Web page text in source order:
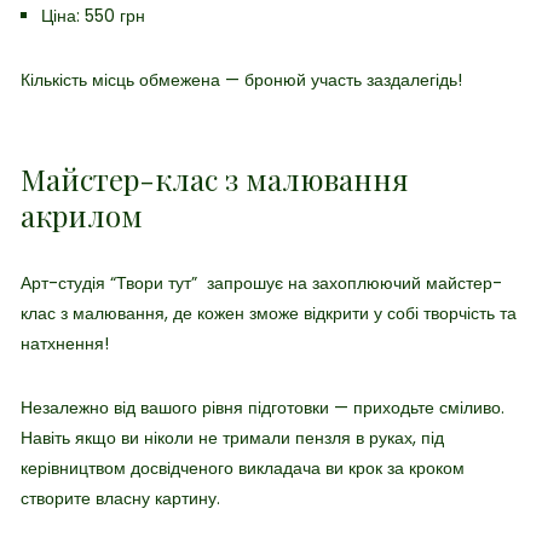
Ціна: 550 грн
Кількість місць обмежена — бронюй участь заздалегідь!
Майстер-клас з малювання
акрилом
Арт-студія “Твори тут” запрошує на захоплюючий майстер-
клас з малювання, де кожен зможе відкрити у собі творчість та
натхнення!
Незалежно від вашого рівня підготовки — приходьте сміливо.
Навіть якщо ви ніколи не тримали пензля в руках, під
керівництвом досвідченого викладача ви крок за кроком
створите власну картину.